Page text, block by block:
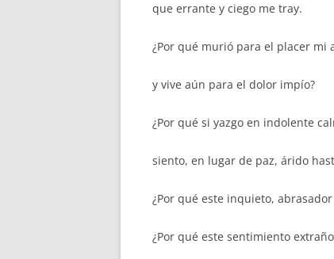
que errante y ciego me tray.
¿Por qué murió para el placer mi
y vive aún para el dolor impío?
¿Por qué si yazgo en indolente
siento, en lugar de paz, árido
¿Por qué este inquieto, abrasador
¿Por qué este sentimiento